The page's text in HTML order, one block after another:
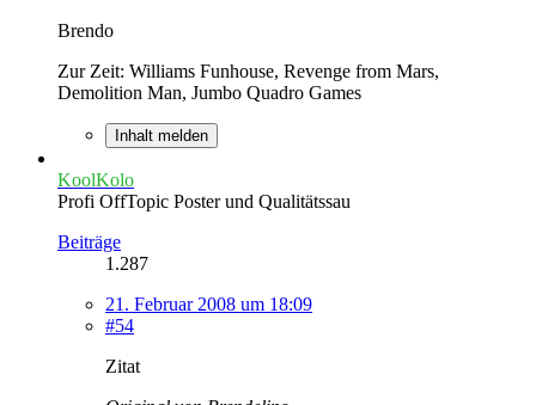
Brendo
Zur Zeit: Williams Funhouse, Revenge from Mars,
Demolition Man, Jumbo Quadro Games
Inhalt melden
KoolKolo
Profi OffTopic Poster und Qualitätssau
Beiträge
1.287
21. Februar 2008 um 18:09
#54
Zitat